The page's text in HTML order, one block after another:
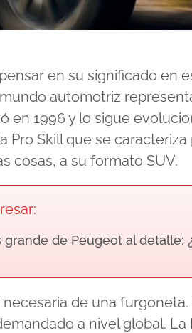
en su significado en
automotriz
en 1996 y lo sigue
Pro Skill que se
cosas, a su formato SUV.
grande de Peugeot al detalle:
de una
a nivel global. La